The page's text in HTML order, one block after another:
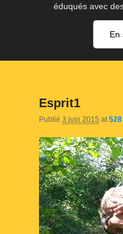
éduqués avec
En
Esprit1
Publié 3 juin 2015 at 528